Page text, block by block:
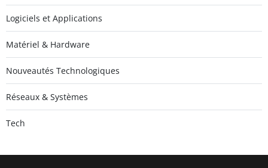
Logiciels et Applications
Matériel & Hardware
Nouveautés Technologiques
Réseaux & Systèmes
Tech